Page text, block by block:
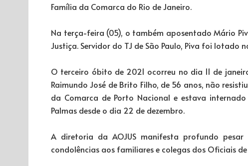
Família da Comarca do Rio de Janeiro.
Na terça-feira (05), o também aposentado Mário
Justiça. Servidor do TJ de São Paulo, Piva foi lotado
O terceiro óbito de 2021 ocorreu no dia 11 de
Raimundo José de Brito Filho, de 56 anos, não
da Comarca de Porto Nacional e estava
Palmas desde o dia 22 de dezembro.
A diretoria da AOJUS manifesta profundo
condolências aos familiares e colegas dos Oficiais